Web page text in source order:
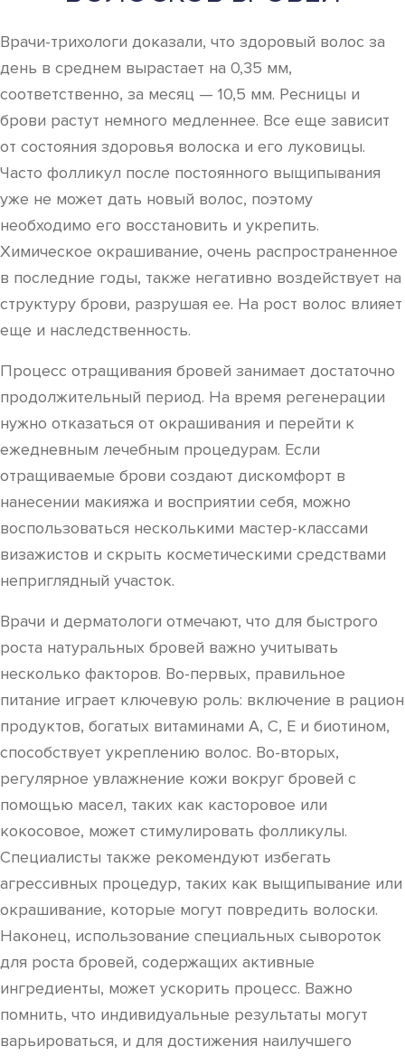
Врачи-трихологи доказали, что здоровый волос за
день в среднем вырастает на 0,35 мм,
соответственно, за месяц — 10,5 мм. Ресницы и
брови растут немного медленнее. Все еще зависит
от состояния здоровья волоска и его луковицы.
Часто фолликул после постоянного выщипывания
уже не может дать новый волос, поэтому
необходимо его восстановить и укрепить.
Химическое окрашивание, очень распространенное
в последние годы, также негативно воздействует на
структуру брови, разрушая ее. На рост волос влияет
еще и наследственность.
Процесс отращивания бровей занимает достаточно
продолжительный период. На время регенерации
нужно отказаться от окрашивания и перейти к
ежедневным лечебным процедурам. Если
отращиваемые брови создают дискомфорт в
нанесении макияжа и восприятии себя, можно
воспользоваться несколькими мастер-классами
визажистов и скрыть косметическими средствами
неприглядный участок.
Врачи и дерматологи отмечают, что для быстрого
роста натуральных бровей важно учитывать
несколько факторов. Во-первых, правильное
питание играет ключевую роль: включение в рацион
продуктов, богатых витаминами A, C, E и биотином,
способствует укреплению волос. Во-вторых,
регулярное увлажнение кожи вокруг бровей с
помощью масел, таких как касторовое или
кокосовое, может стимулировать фолликулы.
Специалисты также рекомендуют избегать
агрессивных процедур, таких как выщипывание или
окрашивание, которые могут повредить волоски.
Наконец, использование специальных сывороток
для роста бровей, содержащих активные
ингредиенты, может ускорить процесс. Важно
помнить, что индивидуальные результаты могут
варьироваться, и для достижения наилучшего